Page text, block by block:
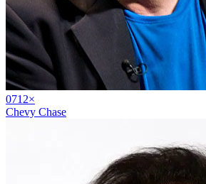
0712×
Chevy Chase